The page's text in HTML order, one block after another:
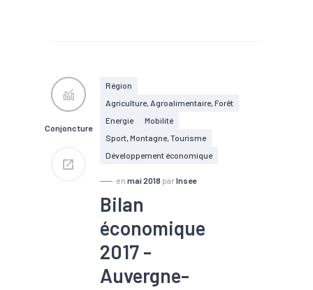
Conjoncture
Région
Agriculture, Agroalimentaire, Forêt
Energie
Mobilité
Sport, Montagne, Tourisme
Développement économique
en mai 2018 par Insee
Bilan
économique
2017 -
Auvergne-